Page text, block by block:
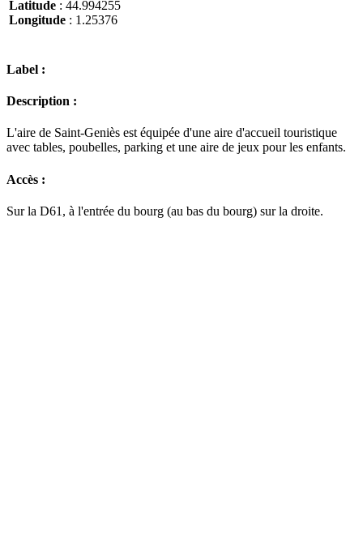
Latitude : 44.994255
Longitude : 1.25376
Label :
Description :
L'aire de Saint-Geniès est équipée d'une aire d'accueil touristique
avec tables, poubelles, parking et une aire de jeux pour les enfants.
Accès :
Sur la D61, à l'entrée du bourg (au bas du bourg) sur la droite.